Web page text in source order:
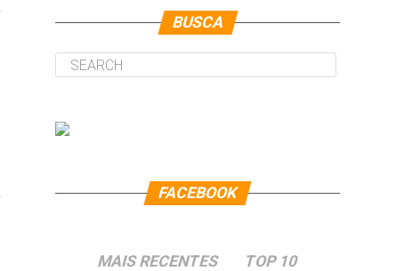
BUSCA
FACEBOOK
MAIS RECENTES TOP 10